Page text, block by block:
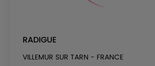
RADIGUE
VILLEMUR SUR TARN - FRANCE